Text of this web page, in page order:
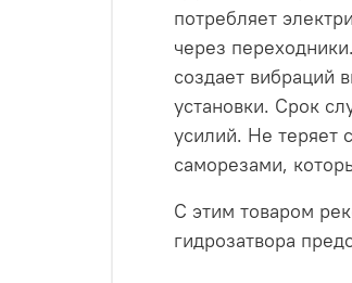
потребляет
через
создает вибраций
установки. Срок
усилий. Не теряет
саморезами,
С этим товаром
гидрозатвора